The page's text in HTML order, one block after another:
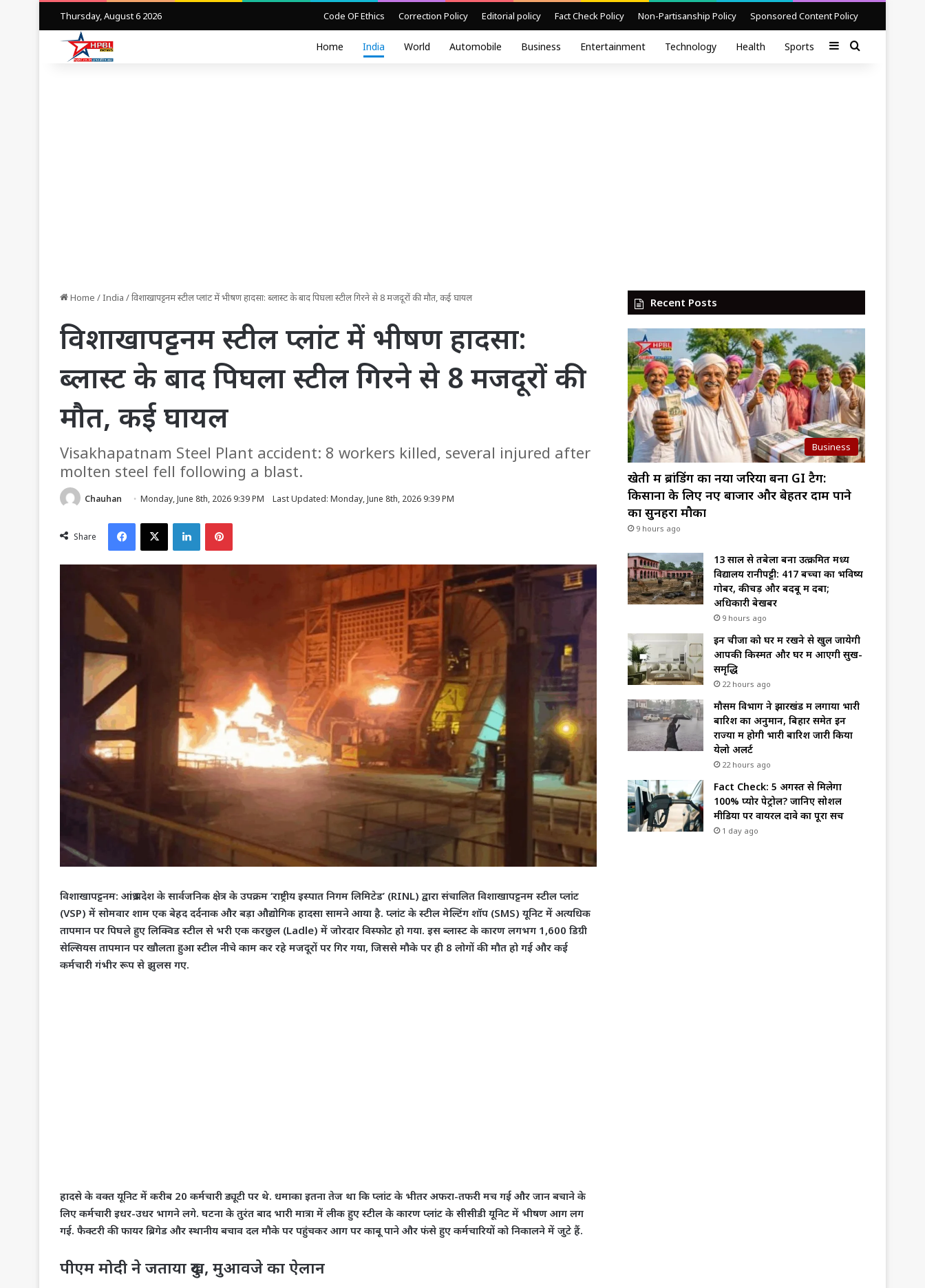
Thursday, August 6 2026 Code OF Ethics Correction Policy Editorial policy Fact Check Policy Non-Partisanship Policy Sponsored Content Policy
Home India World Automobile Business Entertainment Technology Health Sports SidebarSearch for
Home /India /विशाखापट्टनम स्टील प्लांट में भीषण हादसा: ब्लास्ट के बाद पिघला स्टील गिरने से 8 मजदूरों की मौत, कई घायल
विशाखापट्टनम स्टील प्लांट में भीषण हादसा:
ब्लास्ट के बाद पिघला स्टील गिरने से 8 मजदूरों की
मौत, कई घायल
Visakhapatnam Steel Plant accident: 8 workers killed, several injured after
molten steel fell following a blast.
Chauhan Monday, June 8th, 2026 9:39 PM Last Updated: Monday, June 8th, 2026 9:39 PM
Share
Facebook
X LinkedInPinterest
विशाखापट्टनम: आंध्र प्रदेश के सार्वजनिक क्षेत्र के उपक्रम ‘राष्ट्रीय इस्पात निगम लिमिटेड’ (RINL) द्वारा संचालित विशाखापट्टनम स्टील प्लांट
(VSP) में सोमवार शाम एक बेहद दर्दनाक और बड़ा औद्योगिक हादसा सामने आया है. प्लांट के स्टील मेल्टिंग शॉप (SMS) यूनिट में अत्यधिक
तापमान पर पिघले हुए लिक्विड स्टील से भरी एक करछुल (Ladle) में जोरदार विस्फोट हो गया. इस ब्लास्ट के कारण लगभग 1,600 डिग्री
सेल्सियस तापमान पर खौलता हुआ स्टील नीचे काम कर रहे मजदूरों पर गिर गया, जिससे मौके पर ही 8 लोगों की मौत हो गई और कई
कर्मचारी गंभीर रूप से झुलस गए.
​हादसे के वक्त यूनिट में करीब 20 कर्मचारी ड्यूटी पर थे. धमाका इतना तेज था कि प्लांट के भीतर अफरा-तफरी मच गई और जान बचाने के
लिए कर्मचारी इधर-उधर भागने लगे. घटना के तुरंत बाद भारी मात्रा में लीक हुए स्टील के कारण प्लांट के सीसीडी यूनिट में भीषण आग लग
गई. फैक्टरी की फायर ब्रिगेड और स्थानीय बचाव दल मौके पर पहुंचकर आग पर काबू पाने और फंसे हुए कर्मचारियों को निकालने में जुटे हैं.
​पीएम मोदी ने जताया दुख, मुआवजे का ऐलान
Recent Posts
Business
खेती में ब्रांडिंग का नया जरिया बना GI टैग:
किसानों के लिए नए बाजार और बेहतर दाम पाने
का सुनहरा मौका
9 hours ago
13 साल से तबेला बना उत्क्रमित मध्य
विद्यालय रानीपट्टी: 417 बच्चों का भविष्य
गोबर, कीचड़ और बदबू में दबा;
अधिकारी बेखबर
9 hours ago
इन चीजों को घर में रखने से खुल जायेगी
आपकी किस्मत और घर में आएगी सुख-
समृद्धि
22 hours ago
मौसम विभाग ने झारखंड में लगाया भारी
बारिश का अनुमान, बिहार समेत इन
राज्यों में होगी भारी बारिश जारी किया
येलो अलर्ट
22 hours ago
Fact Check: 5 अगस्त से मिलेगा
100% प्योर पेट्रोल? जानिए सोशल
मीडिया पर वायरल दावे का पूरा सच
1 day ago